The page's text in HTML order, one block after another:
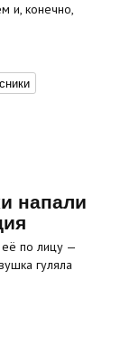
и, конечно,
напали
её по лицу —
гуляла